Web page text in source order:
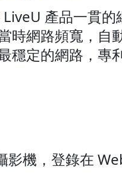
產品一貫
時網路頻寬，自
穩定的網路，專
機，登錄在